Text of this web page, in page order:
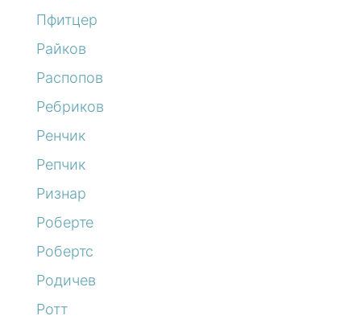
Пфитцер
Райков
Распопов
Ребриков
Ренчик
Репчик
Ризнар
Роберте
Робертс
Родичев
Ротт